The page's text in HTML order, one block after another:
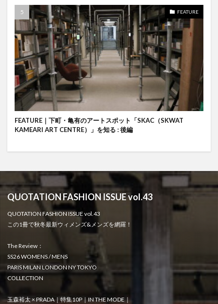
FEATURE
FEATURE｜下町・亀有のアートスポット「SKAC（SKWAT
KAMEARI ART CENTRE）」を知る : 後編
QUOTATION FASHION ISSUE vol.43
QUOTATION FASHION ISSUE vol.43
この1冊で秋冬最新ウィメンズ&メンズを網羅！
The Review：
SS26 WOMENS / MENS
PARIS MILAN LONDON NY TOKYO
COLLECTION
玉森裕太 × PRADA｜特集10P｜IN THE MODE｜